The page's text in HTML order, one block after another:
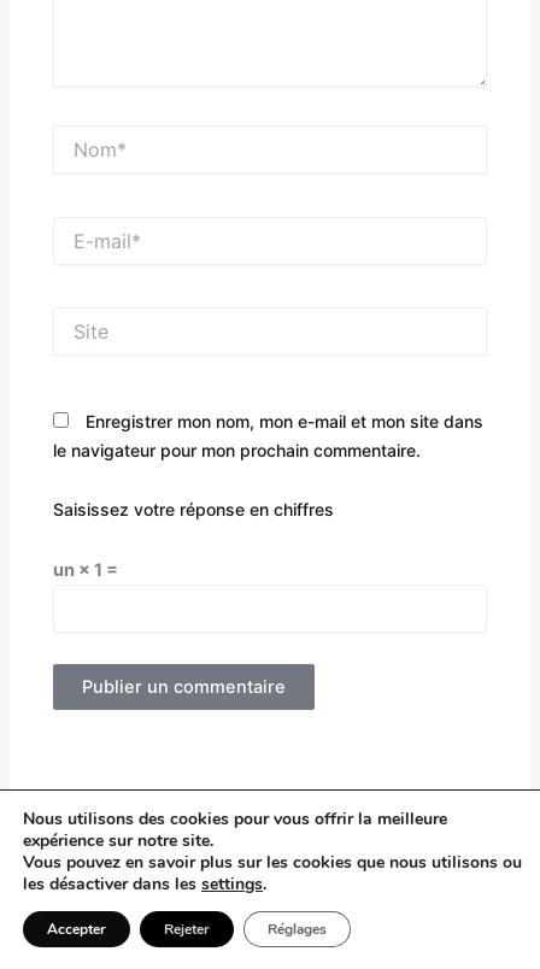
mail*
Enregistrer mon nom, mon e-mail et mon site dans
le navigateur pour mon prochain commentaire.
Saisissez votre réponse en chiffres
un × 1 =
Nous utilisons des cookies pour vous offrir la meilleure
expérience sur notre site.
Vous pouvez en savoir plus sur les cookies que nous utilisons ou
les désactiver dans les settings.
Accepter Rejeter Réglages